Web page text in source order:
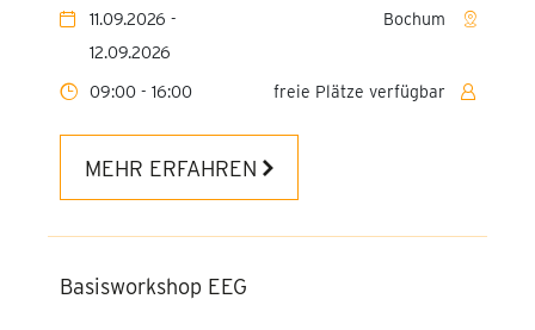
Qualitätsmanagement-
Gesundheits- und
KubA Coach - PeBeM
erfolgreich umsetzen
Personalbemessung für
11.09.2026 -
12.09.2026
Bochum
09:00 - 16:00 freie Plätze verfügbar
MEHR ERFAHREN
Basisworkshop EEG